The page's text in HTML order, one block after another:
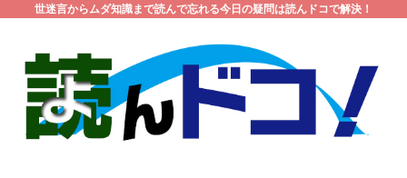
世迷言からムダ知識まで読んで忘れる今日の疑問は読んドコで解決！